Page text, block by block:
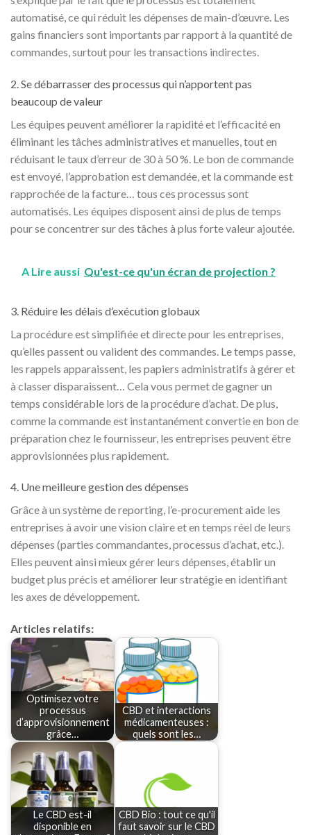
automatisé, ce qui réduit les dépenses de main-d’œuvre. Les
gains financiers sont importants par rapport à la quantité de
commandes, surtout pour les transactions indirectes.
2. Se débarrasser des processus qui n’apportent pas
beaucoup de valeur
Les équipes peuvent améliorer la rapidité et l’efficacité en
éliminant les tâches administratives et manuelles, tout en
réduisant le taux d’erreur de 30 à 50 %. Le bon de commande
est envoyé, l’approbation est demandée, et la commande est
rapprochée de la facture… tous ces processus sont
automatisés. Les équipes disposent ainsi de plus de temps
pour se concentrer sur des tâches à plus forte valeur ajoutée.
A Lire aussi Qu'est-ce qu'un écran de projection ?
3. Réduire les délais d’exécution globaux
La procédure est simplifiée et directe pour les entreprises,
qu’elles passent ou valident des commandes. Le temps passe,
les rappels apparaissent, les papiers administratifs à gérer et
à classer disparaissent… Cela vous permet de gagner un
temps considérable lors de la procédure d’achat. De plus,
comme la commande est instantanément convertie en bon de
préparation chez le fournisseur, les entreprises peuvent être
approvisionnées plus rapidement.
4. Une meilleure gestion des dépenses
Grâce à un système de reporting, l’e-procurement aide les
entreprises à avoir une vision claire et en temps réel de leurs
dépenses (parties commandantes, processus d’achat, etc.).
Elles peuvent ainsi mieux gérer leurs dépenses, établir un
budget plus précis et améliorer leur stratégie en identifiant
les axes de développement.
Articles relatifs:
Optimisez votre
processus
d’approvisionnement
grâce…
CBD et interactions
médicamenteuses :
quels sont les…
Le CBD est-il
disponible en
CBD Bio : tout ce qu'il
faut savoir sur le CBD